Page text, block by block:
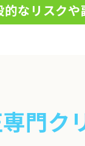
なリスク
門ク